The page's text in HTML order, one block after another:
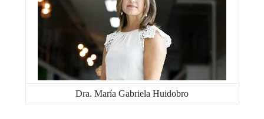
Dra. María Gabriela Huidobro